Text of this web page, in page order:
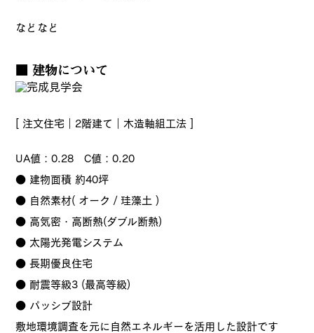
などなど
■ 建物について
[ 注文住宅｜2階建て｜木造軸組工法 ]
UA値：0.28 C値：0.20
● 建物面積 約40坪
● 自然素材( オーク / 珪藻土 )
● 高気密・高断熱(ダブル断熱)
● 太陽光発電システム
● 長期優良住宅
● 耐震等級3 (最高等級)
● パッシブ設計
敷地環境調査を元に自然エネルギーを活用した設計です